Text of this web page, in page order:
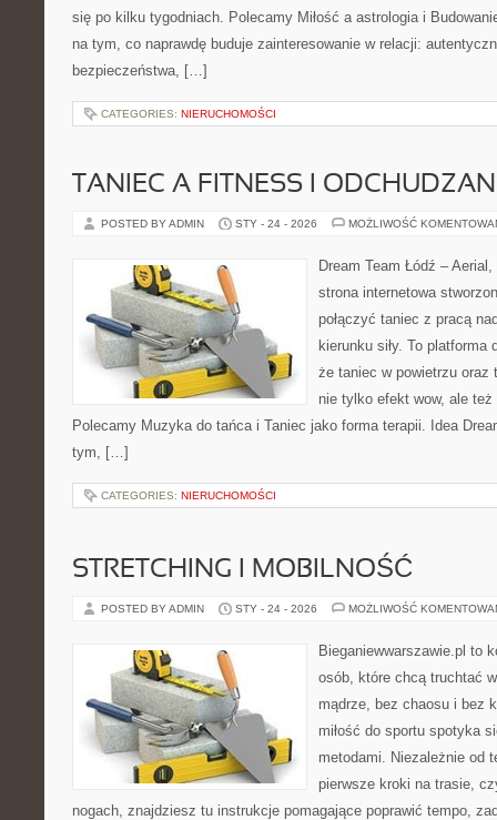
się po kilku tygodniach. Polecamy Miłość a astrologia i
na tym, co naprawdę buduje zainteresowanie w relacji:
bezpieczeństwa, […]
CATEGORIES: NIERUCHOMOŚCI
TANIEC A FITNESS I
POSTED BY ADMIN STY - 24 - 2026 MOŻLIWOŚĆ
Dream Team Łódź –
strona internetowa
połączyć taniec z pracą
kierunku siły. To
że taniec w powietrzu oraz
nie tylko efekt wow, ale
Polecamy Muzyka do tańca i Taniec jako forma terapii. Idea
tym, […]
CATEGORIES: NIERUCHOMOŚCI
STRETCHING I MOBILNOŚĆ
POSTED BY ADMIN STY - 24 - 2026 MOŻLIWOŚĆ
Bieganiewwarszawie.pl to
osób, które chcą truchtać
mądrze, bez chaosu i bez
miłość do sportu spotyka
metodami. Niezależnie od
pierwsze kroki na trasie,
nogach, znajdziesz tu instrukcje pomagające poprawić tempo,